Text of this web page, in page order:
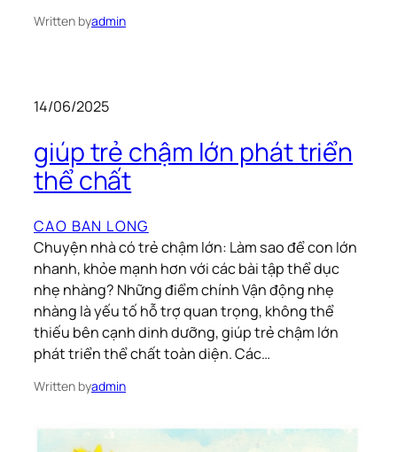
Written byadmin
14/06/2025
giúp trẻ chậm lớn phát triển
thể chất
CAO BAN LONG
Chuyện nhà có trẻ chậm lớn: Làm sao để con lớn
nhanh, khỏe mạnh hơn với các bài tập thể dục
nhẹ nhàng? Những điểm chính Vận động nhẹ
nhàng là yếu tố hỗ trợ quan trọng, không thể
thiếu bên cạnh dinh dưỡng, giúp trẻ chậm lớn
phát triển thể chất toàn diện. Các…
Written byadmin